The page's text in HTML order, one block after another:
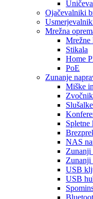
Ojačevalniki
Mrežna
Mrežne
Stikala
Home
PoE
Zunanje
Miške
Spletne
NAS
Zunanji
Zunanji
USB
USB